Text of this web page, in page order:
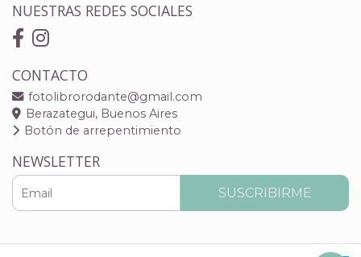
NUESTRAS REDES SOCIALES
CONTACTO
fotolibrorodante@gmail.com
Berazategui, Buenos Aires
Botón de arrepentimiento
NEWSLETTER
SUSCRIBIRME